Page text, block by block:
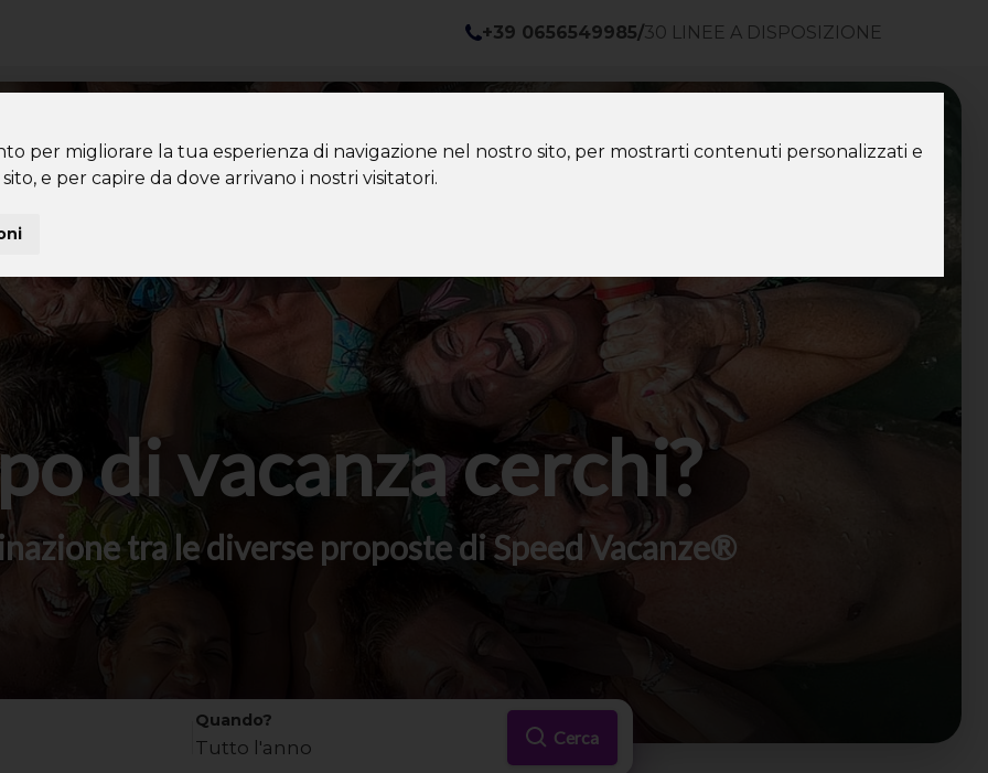
per migliorare la tua esperienza di navigazione nel nostro sito, per mostrarti contenuti personalizzati e
e per capire da dove arrivano i nostri visitatori.
+39 0656549985/30 LINEE A DISPOSIZIONE
di vacanza cerchi?
tra le diverse proposte di Speed Vacanze®
Quando?
Tutto l'anno Cerca